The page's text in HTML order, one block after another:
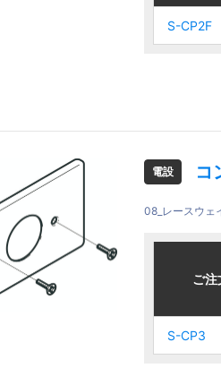
S-CP2F
S-CP2F
S-CP2F
S-CP2F
電設 コ
08_レースウェ
ご注文
S-CP3
ご注
S-CP3
ご注文
S-CP3
ご注
S-CP3